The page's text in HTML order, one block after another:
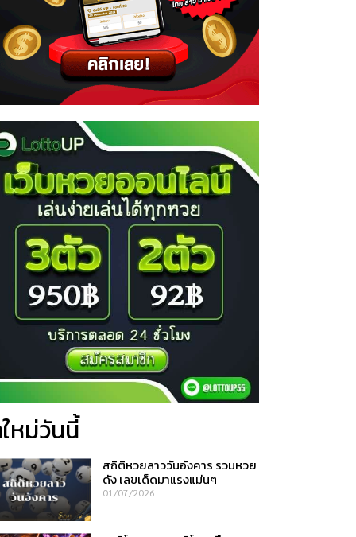
หม่วันนี้
สถิติหวยลาววันอังคาร รวมหวย
ดัง เลขเด็ดมาแรงแม่นๆ
01/07/2026